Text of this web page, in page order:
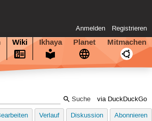
Anmelden Registrieren
Wiki Ikhaya Planet Mitmachen
via DuckDuckGo
Verlauf Diskussion Abonnieren